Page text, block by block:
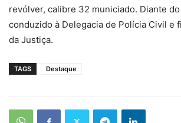
revólver, calibre 32 municiado. Diante
conduzido à Delegacia de Polícia Civil e
da Justiça.
TAGS Destaque